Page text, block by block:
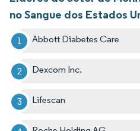
no Sangue dos Estados
Abbott Diabetes Care
Dexcom Inc.
Lifescan